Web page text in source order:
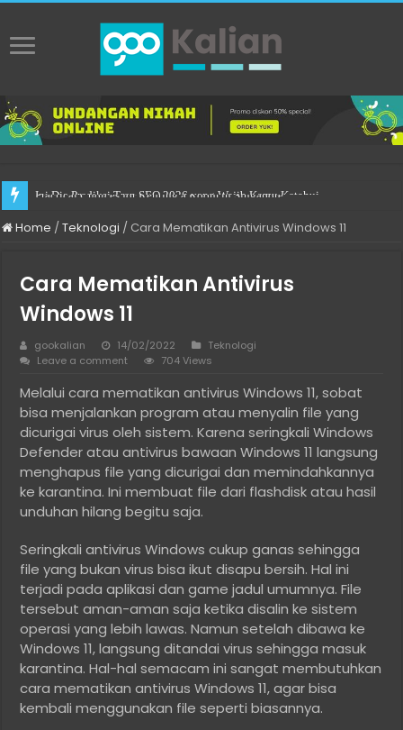
Practical Choices for Renting a Room in Singapore
Home / Teknologi / Cara Mematikan Antivirus Windows 11
Cara Mematikan Antivirus
Windows 11
gookalian 14/02/2022
Teknologi
Leave a comment
704 Views
Melalui cara mematikan antivirus Windows 11, sobat
bisa menjalankan program atau menyalin file yang
dicurigai virus oleh sistem. Karena seringkali Windows
Defender atau antivirus bawaan Windows 11 langsung
menghapus file yang dicurigai dan memindahkannya
ke karantina. Ini membuat file dari flashdisk atau hasil
unduhan hilang begitu saja.
Seringkali antivirus Windows cukup ganas sehingga
file yang bukan virus bisa ikut disapu bersih. Hal ini
terjadi pada aplikasi dan game jadul umumnya. File
tersebut aman-aman saja ketika disalin ke sistem
operasi yang lebih lawas. Namun setelah dibawa ke
Windows 11, langsung ditandai virus sehingga masuk
karantina. Hal-hal semacam ini sangat membutuhkan
cara mematikan antivirus Windows 11, agar bisa
kembali menggunakan file seperti biasannya.